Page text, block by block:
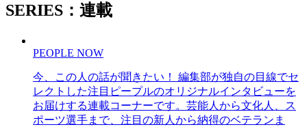
SERIES：連載
PEOPLE NOW
今、この人の話が聞きたい！ 編集部が独自の目線でセ
レクトした注目ピープルのオリジナルインタビューを
お届けする連載コーナーです。芸能人から文化人、ス
ポーツ選手まで、注目の新人から納得のベテランま